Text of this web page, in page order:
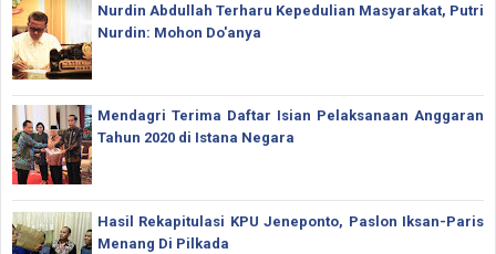
Nurdin Abdullah Terharu Kepedulian Masyarakat, Putri
Nurdin: Mohon Do'anya
Mendagri Terima Daftar Isian Pelaksanaan Anggaran
Tahun 2020 di Istana Negara
Hasil Rekapitulasi KPU Jeneponto, Paslon Iksan-Paris
Menang Di Pilkada